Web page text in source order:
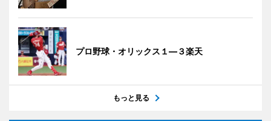
プロ野球・オリックス１―３楽天
もっと見る